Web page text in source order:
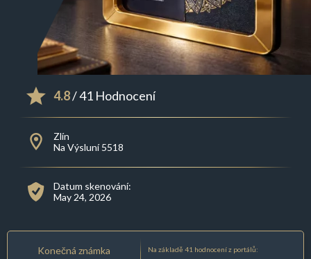
4.8/ 41 Hodnocení
Zlín
Na Výsluní 5518
Datum skenování:
May 24, 2026
Konečná známka Na základě 41 hodnocení z portálů: